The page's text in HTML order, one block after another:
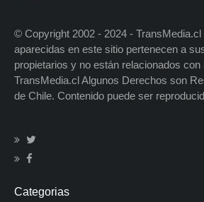
© Copyright 2002 - 2024 -
aparecidas en este sitio pertenecen a
propietarios y no están relacionados con
TransMedia.cl Algunos Derechos son
de Chile. Contenido puede ser
Categorias